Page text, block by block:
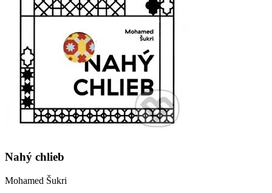
Nahý chlieb
Mohamed Šukri